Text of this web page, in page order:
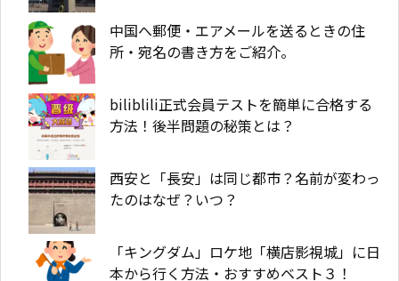
中国へ郵便・エアメールを送るときの住
所・宛名の書き方をご紹介。
biliblili正式会員テストを簡単に合格する
方法！後半問題の秘策とは？
西安と「長安」は同じ都市？名前が変わっ
たのはなぜ？いつ？
「キングダム」ロケ地「横店影視城」に日
本から行く方法・おすすめベスト３！